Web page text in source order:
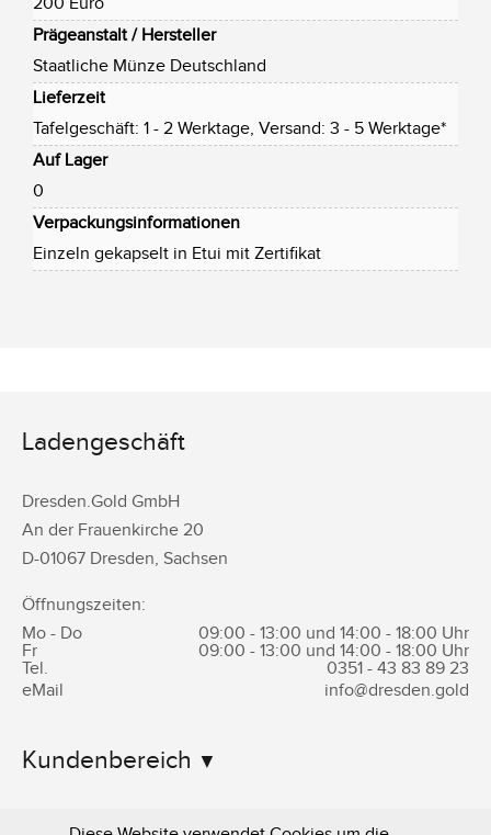
Prägeanstalt / Hersteller
Staatliche Münze Deutschland
Lieferzeit
Tafelgeschäft: 1 - 2 Werktage, Versand: 3 - 5 Werktage*
Auf Lager
0
Verpackungsinformationen
Einzeln gekapselt in Etui mit Zertifikat
Ladengeschäft
Dresden.Gold GmbH
An der Frauenkirche 20
D-01067 Dresden, Sachsen
Öffnungszeiten:
Mo - Do
09:00 - 13:00 und 14:00 - 18:00 Uhr
Fr
09:00 - 13:00 und 14:00 - 18:00 Uhr
Tel.
0351 - 43 83 89 23
eMail
info@dresden.gold
Kundenbereich